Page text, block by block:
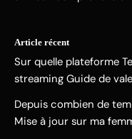
Article récent
Sur quelle plateforme
streaming Guide de
Depuis combien de
Mise à jour sur ma